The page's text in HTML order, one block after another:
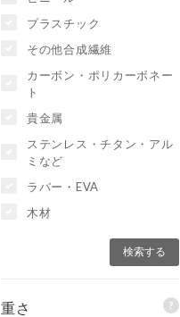
プラスチック
その他合成繊維
カーボン・ポリカーボネー
ト
貴金属
ステンレス・チタン・アル
ミなど
ラバー・EVA
木材
重さ ?